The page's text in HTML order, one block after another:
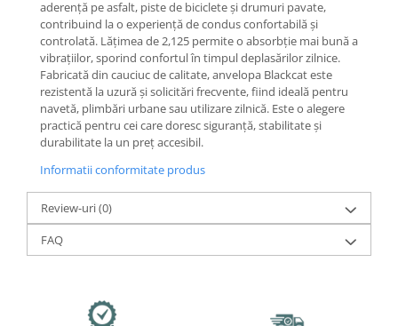
Crickuri / suporturi parcare
Suspensii & amortizoare
Rulmenți
Transmisii & lanțuri
Claxoane / sonerii (timbres)
Frâne
Discuri de frana
Etrieri
Cabluri de frână
Manete de frână
aderență pe asfalt, piste de biciclete și drumuri pavate,
contribuind la o experiență de condus confortabilă și
controlată. Lățimea de 2,125 permite o absorbție mai bună a
vibrațiilor, sporind confortul în timpul deplasărilor zilnice.
Fabricată din cauciuc de calitate, anvelopa Blackcat este
rezistentă la uzură și solicitări frecvente, fiind ideală pentru
navetă, plimbări urbane sau utilizare zilnică. Este o alegere
practică pentru cei care doresc siguranță, stabilitate și
durabilitate la un preț accesibil.
Informatii conformitate produs
Review-uri(0)
FAQ